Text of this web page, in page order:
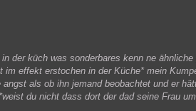
der küch was sonderbares kenn ne
effekt erstochen in der Küche* mein
als ob ihn jemand beobachtet und er
du nicht dass dort der dad seine Frau